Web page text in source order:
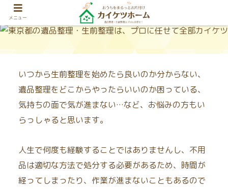
いつから生前整理を始めたら良いのか分からない、
遺品整理をどこからやったらいいのか困っている、
気持ちの面で気が進まない…など、お悩みの方もい
らっしゃると思います。
人生で何度も経験することではありませんし、不用
品は適切な方法で処分する必要があるため、時間が
経ってしまったり、作業が進まないこともあるので
メニュー